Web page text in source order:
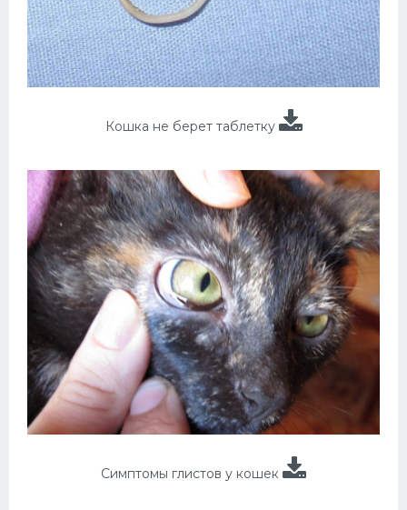
Кошка не берет таблетку
Симптомы глистов у кошек